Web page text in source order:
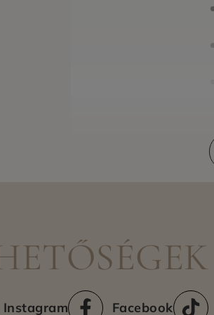
Instagram Facebook